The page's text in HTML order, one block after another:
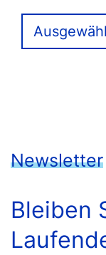
Newsletter
Bleiben